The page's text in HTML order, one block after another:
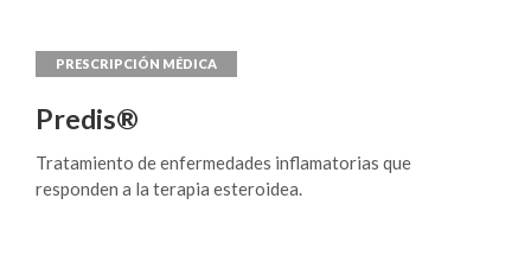
Predis®
Tratamiento de enfermedades inflamatorias que
responden a la terapia esteroidea.